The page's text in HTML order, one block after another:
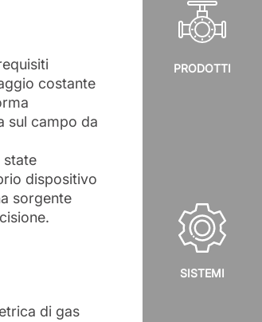
PRODOTTI
SISTEMI
costante
sul campo da
state
dispositivo
sorgente
di gas